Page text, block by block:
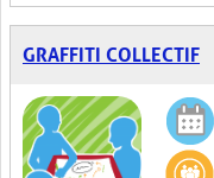
GRAFFITI COLLECTIF